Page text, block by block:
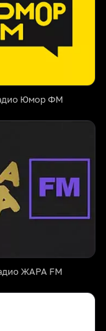
Юмор ФМ
ЖАРА FM